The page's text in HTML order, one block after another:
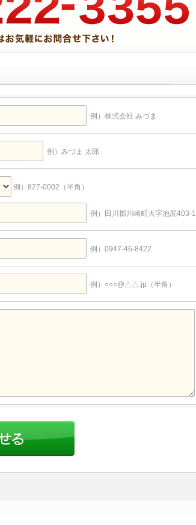
例）株式会社 みづま
例）みづま 太郎
例）827-0002（半角）
例）田川郡川崎町大字池尻403-1
例）0947-46-8422
例）○○○@△△.jp（半角）